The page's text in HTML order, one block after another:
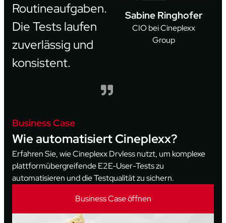
Routineaufgaben.
Die Tests laufen
zuverlässig und
konsistent.
Sabine Ringhofer
CIO bei Cineplexx
Group
Business Case
Wie automatisiert Cineplexx?
Erfahren Sie, wie Cineplexx Drvless nutzt, um komplexe
plattformübergreifende E2E-User-Tests zu
automatisieren und die Testqualität zu sichern.
Business Case öffnen